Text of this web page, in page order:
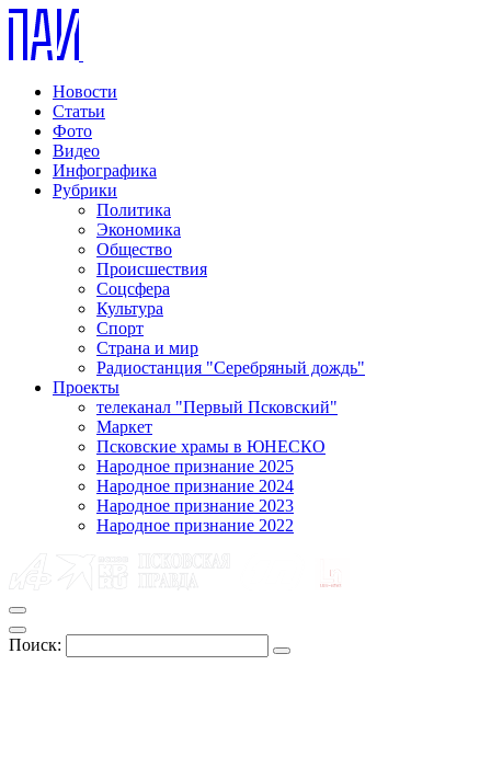
Новости
Статьи
Фото
Видео
Инфографика
Рубрики
Политика
Экономика
Общество
Происшествия
Соцсфера
Культура
Спорт
Страна и мир
Радиостанция "Серебряный дождь"
Проекты
телеканал "Первый Псковский"
Маркет
Псковские храмы в ЮНЕСКО
Народное признание 2025
Народное признание 2024
Народное признание 2023
Народное признание 2022
Поиск: